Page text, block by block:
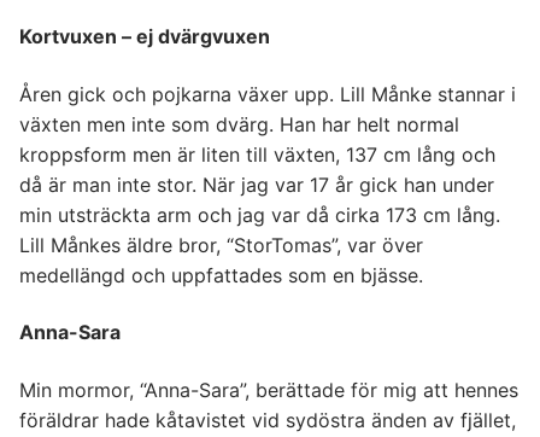
Kortvuxen – ej dvärgvuxen
Åren gick och pojkarna växer upp. Lill Månke stannar i
växten men inte som dvärg. Han har helt normal
kroppsform men är liten till växten, 137 cm lång och
då är man inte stor. När jag var 17 år gick han under
min utsträckta arm och jag var då cirka 173 cm lång.
Lill Månkes äldre bror, “StorTomas”, var över
medellängd och uppfattades som en bjässe.
Anna-Sara
Min mormor, “Anna-Sara”, berättade för mig att hennes
föräldrar hade kåtavistet vid sydöstra änden av fjället,